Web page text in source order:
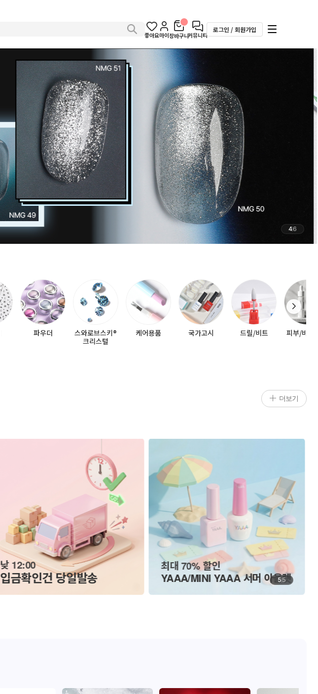
좋아요마이장바구니커뮤니티
로그인 / 회원가입
46
파우더
스와로브스키®
크리스털
케어용품 국가고시 드릴/비트 피부/바디
더보기
네일몰
프롬더네일 입고완료
네일몰
국가고시 모음 55